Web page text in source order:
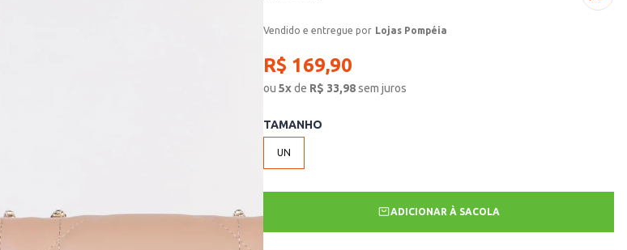
Lojas Pompéia
R$ 169,90
ou5xde R$ 33,98sem juros
TAMANHO
UN
ADICIONAR À SACOLA